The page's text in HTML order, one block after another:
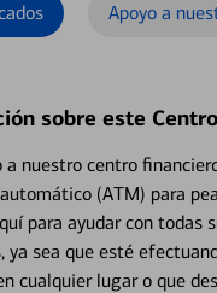
Apoyo a
sobre este
a nuestro centro
(ATM) para
para ayudar con todas
ya sea que esté
cualquier lugar o que